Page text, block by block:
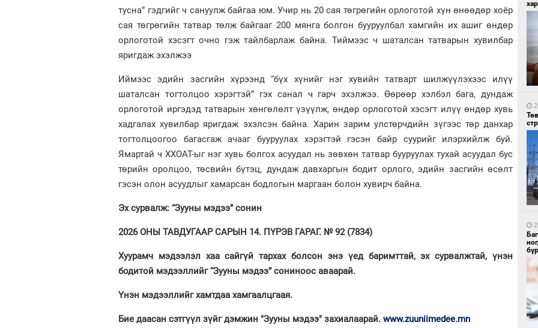
тусна” гэдгийг ч сануулж байгаа юм. Учир нь 20 сая төгрөгийн орлоготой хүн өнөөдөр хоёр
сая төгрөгийн татвар төлж байгааг 200 мянга болгон бууруулбал хамгийн их ашиг өндөр
орлоготой хэсэгт очно гэж тайлбарлаж байна. Тиймээс ч шаталсан татварын хувилбар
яригдаж эхэлжээ
Иймээс эдийн засгийн хүрээнд “бүх хүнийг нэг хувийн татварт шилжүүлэхээс илүү
шаталсан тогтолцоо хэрэгтэй” гэх санал ч гарч эхэлжээ. Өөрөөр хэлбэл бага, дундаж
орлоготой иргэдэд татварын хөнгөлөлт үзүүлж, өндөр орлоготой хэсэгт илүү өндөр хувь
хадгалах хувилбар яригдаж эхэлсэн байна. Харин зарим улстөрчдийн зүгээс төр данхар
тогтолцоогоо багасгаж ачааг бууруулах хэрэгтэй гэсэн байр суурийг илэрхийлж буй.
Ямартай ч ХХОАТ-ыг нэг хувь болгох асуудал нь зөвхөн татвар бууруулах тухай асуудал бус
төрийн оролцоо, төсвийн бүтэц, дундаж давхаргын бодит орлого, эдийн засгийн өсөлт
гэсэн олон асуудлыг хамарсан бодлогын маргаан болон хувирч байна.
Эх сурвалж: “Зууны мэдээ” сонин
2026 ОНЫ ТАВДУГААР САРЫН 14. ПҮРЭВ ГАРАГ. № 92 (7834)
Хуурамч мэдээлэл хаа сайгүй тархах болсон энэ үед баримттай, эх сурвалжтай, үнэн
бодитой мэдээллийг “Зууны мэдээ” сониноос аваарай.
Үнэн мэдээллийг хамтдаа хамгаалцгаая.
Бие даасан сэтгүүл зүйг дэмжин "Зууны мэдээ" захиалаарай. www.zuuniimedee.mn